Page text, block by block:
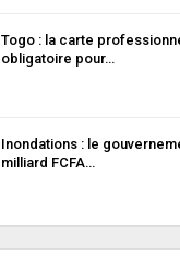
Togo : la carte
obligatoire pour…
Inondations : le
milliard FCFA…